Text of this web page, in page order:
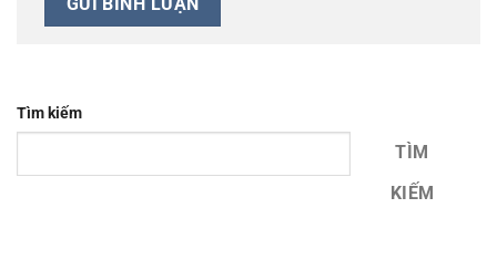
Tìm kiếm
TÌM
KIẾM